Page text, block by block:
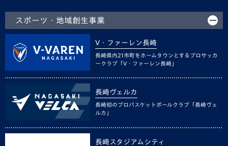
スポーツ・地域創生事業
V・ファーレン長崎
長崎県内21市町をホームタウンとするプロサッカ
ークラブ「V・ファーレン長崎」
長崎ヴェルカ
長崎初のプロバスケットボールクラブ「長崎ヴェ
ルカ」
長崎スタジアムシティ